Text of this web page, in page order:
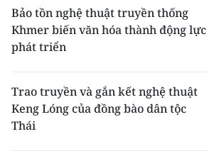
Bảo tồn nghệ thuật truyền thống
Khmer biến văn hóa thành động lực
phát triển
Trao truyền và gắn kết nghệ thuật
Keng Lóng của đồng bào dân tộc
Thái